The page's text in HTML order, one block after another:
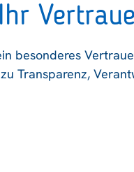
besonderes
Transparenz,